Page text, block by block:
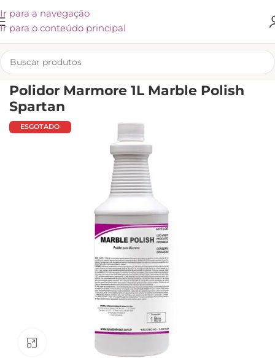
Ir para a navegação
Ir para o conteúdo principal
INÍCIO/SPARTAN
Polidor Marmore 1L Marble Polish
Spartan
ESGOTADO